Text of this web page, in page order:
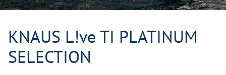
KNAUS L!ve TI PLATINUM
SELECTION